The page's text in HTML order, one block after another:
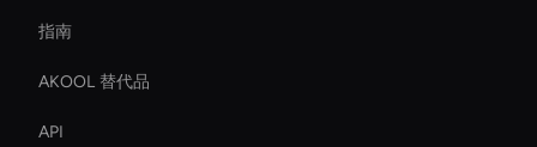
指南
AKOOL 替代品
API